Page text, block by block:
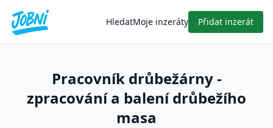
HledatMoje inzeráty Přidat inzerát
Pracovník drůbežárny -
zpracování a balení drůbežího
masa